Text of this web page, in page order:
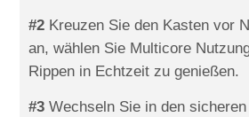
#2 Kreuzen Sie den Kasten vor
an, wählen Sie Multicore
Rippen in Echtzeit zu genießen.
#3 Wechseln Sie in den